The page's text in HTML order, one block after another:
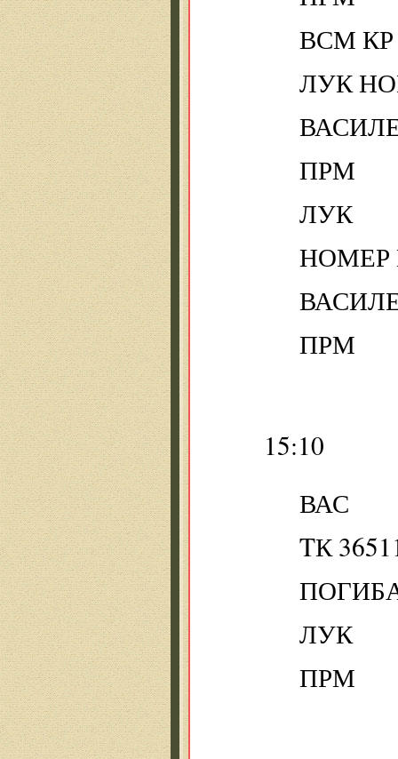
ВСМ
ЛУК
ПРМ
ЛУК
НОМЕР
ПРМ
15:10
ВАС
TК
ЛУК
ПРМ